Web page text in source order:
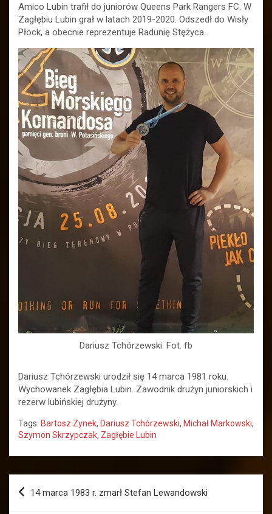
Amico Lubin trafił do juniorów Queens Park Rangers FC. W
Zagłębiu Lubin grał w latach 2019-2020. Odszedł do Wisły
Płock, a obecnie reprezentuje Radunię Stężyca.
Dariusz Tchórzewski. Fot. fb
Dariusz Tchórzewski urodził się 14 marca 1981 roku.
Wychowanek Zagłębia Lubin. Zawodnik drużyn juniorskich i
rezerw lubińskiej drużyny.
Tags: Bartosz Zynek, Dariusz Tchórzewski, Michał Markowski,
Szymon Skrzypczak, Zagłębie Lubin
Nawigacja
14 marca 1983 r. zmarł Stefan Lewandowski